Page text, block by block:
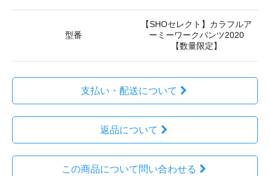
型番
【SHOセレクト】カラフルア
ーミーワークパンツ2020
【数量限定】
支払い・配送について
返品について
この商品について問い合わせる